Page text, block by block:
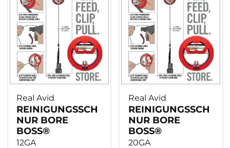
Real Avid
REINIGUNGSSCH
NUR BORE
BOSS®
12GA
Real Avid
REINIGUNGSSCH
NUR BORE
BOSS®
20GA